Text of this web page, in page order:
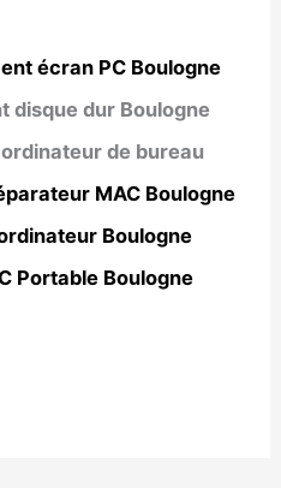
écran PC Boulogne
disque dur Boulogne
de bureau
MAC Boulogne
Boulogne
Portable Boulogne